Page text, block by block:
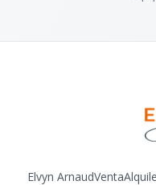
Elvyn ArnaudVenta